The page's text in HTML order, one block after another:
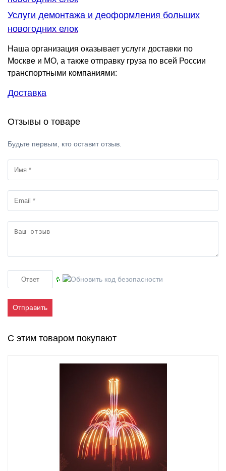
Услуги демонтажа и деоформления больших
новогодних елок
Наша организация оказывает услуги доставки по
Москве и МО, а также отправку груза по всей России
транспортными компаниями:
Доставка
Отзывы о товаре
Будьте первым, кто оставит отзыв.
Отправить
С этим товаром покупают